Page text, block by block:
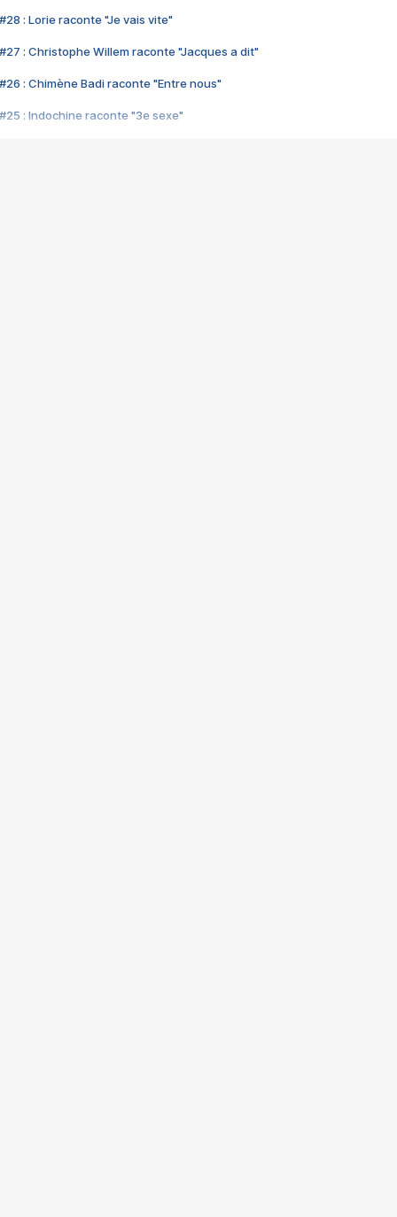
#28 : Lorie raconte "Je vais vite"
#27 : Christophe Willem raconte "Jacques a dit"
#26 : Chimène Badi raconte "Entre nous"
#25 : Indochine raconte "3e sexe"